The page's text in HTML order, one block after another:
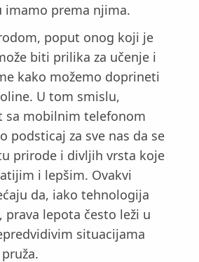
prema njima.
poput onog koji je
biti prilika za učenje i
kako možemo doprineti
U tom smislu,
sa mobilnim telefonom
podsticaj za sve nas da se
prirode i divljih vrsta koje
i lepšim. Ovakvi
da, iako tehnologija
lepota često leži u
situacijama